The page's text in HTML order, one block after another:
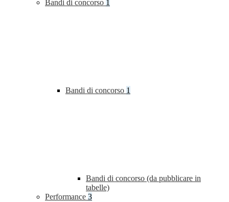
Bandi di concorso 1
Bandi di concorso 1
Bandi di concorso (da pubblicare in
tabelle)
Performance 3